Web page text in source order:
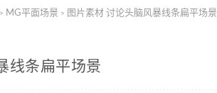
> MG平面场景 > 图片素材 讨论头脑风暴线条扁平场景
线条扁平场景